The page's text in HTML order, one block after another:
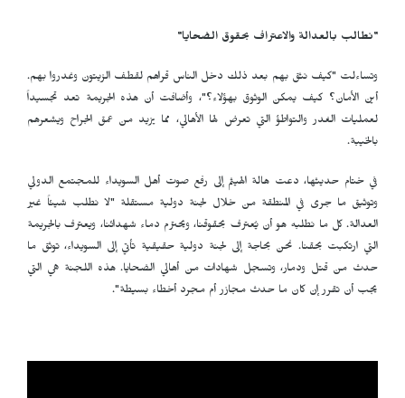
"نطالب بالعدالة والاعتراف بحقوق الضحايا"
وتساءلت "كيف نثق بهم بعد ذلك دخل الناس قراهم لقطف الزيتون وغدروا بهم.
أين الأمان؟ كيف يمكن الوثوق بهؤلاء؟"، وأضافت أن هذه الجريمة تعد تجسيداً
لعمليات الغدر والتواطؤ التي تعرض لها الأهالي، مما يزيد من عمق الجراح ويشعرهم
بالخيبة.
في ختام حديثها، دعت هالة الهيثم إلى رفع صوت أهل السويداء للمجتمع الدولي
وتوثيق ما جرى في المنطقة من خلال لجنة دولية مستقلة "لا نطلب شيئاً غير
العدالة. كل ما نطلبه هو أن يُعترف بحقوقنا، ويحترم دماء شهدائنا، ويعترف بالجريمة
التي ارتكبت بحقنا. نحن بحاجة إلى لجنة دولية حقيقية تأتي إلى السويداء، توثق ما
حدث من قتل ودمار، وتسجل شهادات من أهالي الضحايا. هذه اللجنة هي التي
يجب أن تقرر إن كان ما حدث مجازر أم مجرد أخطاء بسيطة".